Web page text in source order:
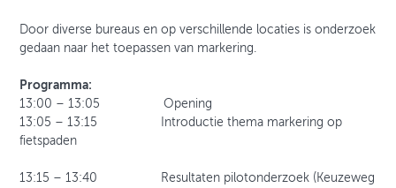
Door diverse bureaus en op verschillende locaties is onderzoek
gedaan naar het toepassen van markering.
Programma:
13:00 – 13:05 Opening
13:05 – 13:15 Introductie thema markering op
fietspaden
13:15 – 13:40 Resultaten pilotonderzoek (Keuzeweg